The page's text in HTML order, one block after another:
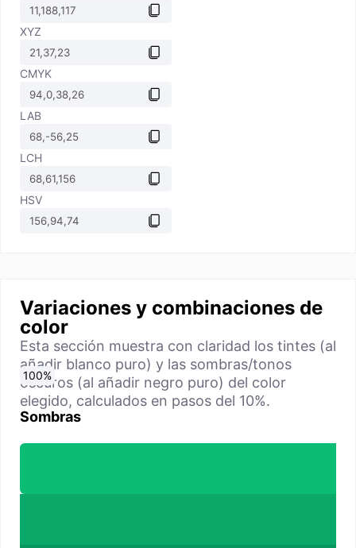
XYZ
CMYK
LAB
LCH
HSV
Variaciones y combinaciones de
color
Esta sección muestra con claridad los tintes (al
añadir blanco puro) y las sombras/tonos
oscuros (al añadir negro puro) del color
elegido, calculados en pasos del 10%.
Sombras
0%
10%
20%
30%
40%
50%
60%
70%
80%
90%
100%